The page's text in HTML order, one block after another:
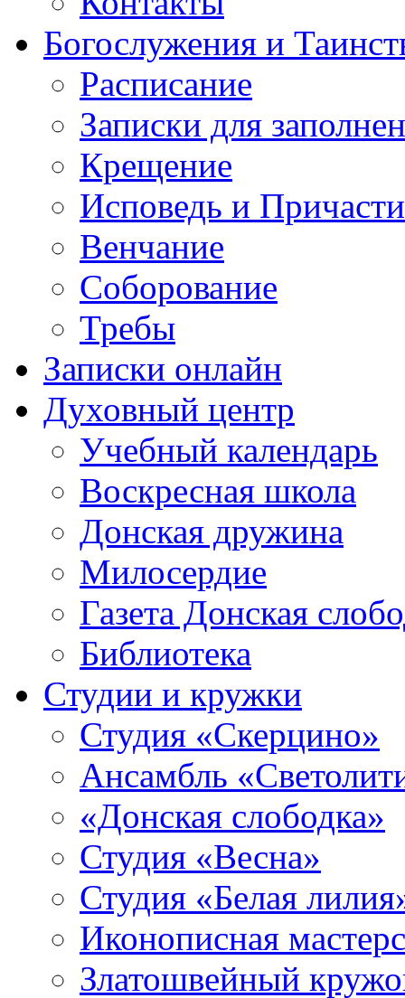
Богослужения и
Расписание
Записки для
Крещение
Исповедь и
Венчание
Соборование
Требы
Записки онлайн
Духовный центр
Учебный календарь
Воскресная школа
Донская дружина
Милосердие
Газета Донская
Библиотека
Студии и кружки
Студия «Скерцино»
Ансамбль
«Донская слободка»
Студия «Весна»
Студия «Белая
Иконописная
Златошвейный